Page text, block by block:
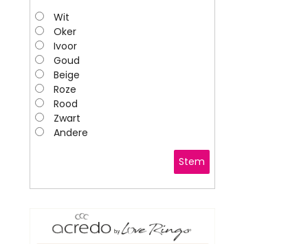
Wit
Oker
Ivoor
Goud
Beige
Roze
Rood
Zwart
Andere
Stem